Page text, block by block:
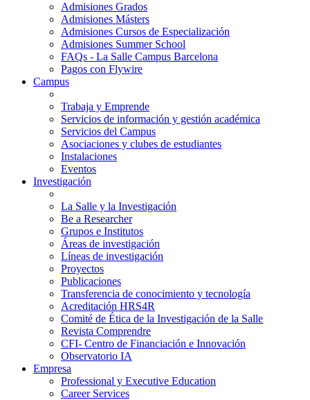
Admisiones Grados
Admisiones Másters
Admisiones Cursos de Especialización
Admisiones Summer School
FAQs - La Salle Campus Barcelona
Pagos con Flywire
Campus
Trabaja y Emprende
Servicios de información y gestión académica
Servicios del Campus
Asociaciones y clubes de estudiantes
Instalaciones
Eventos
Investigación
La Salle y la Investigación
Be a Researcher
Grupos e Institutos
Áreas de investigación
Líneas de investigación
Proyectos
Publicaciones
Transferencia de conocimiento y tecnología
Acreditación HRS4R
Comité de Ética de la Investigación de la Salle
Revista Comprendre
CFI- Centro de Financiación e Innovación
Observatorio IA
Empresa
Professional y Executive Education
Career Services